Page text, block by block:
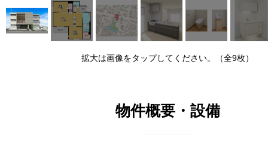
拡大は画像をタップしてください。（全9枚）
物件概要・設備